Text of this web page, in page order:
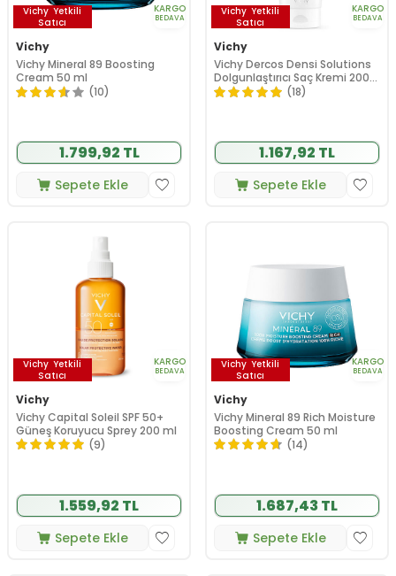
Vichy Yetkili
Satıcı
KARGO
BEDAVA
Vichy
Vichy Mineral 89 Boosting
Cream 50 ml
(10)
1.799,92 TL
Sepete Ekle
Vichy Yetkili
Satıcı
KARGO
BEDAVA
Vichy
Vichy Dercos Densi Solutions
Dolgunlaştırıcı Saç Kremi 200
ml
(18)
1.167,92 TL
Sepete Ekle
Vichy Yetkili
Satıcı
KARGO
BEDAVA
Vichy
Vichy Capital Soleil SPF 50+
Güneş Koruyucu Sprey 200 ml
(9)
1.559,92 TL
Sepete Ekle
Vichy Yetkili
Satıcı
KARGO
BEDAVA
Vichy
Vichy Mineral 89 Rich Moisture
Boosting Cream 50 ml
(14)
1.687,43 TL
Sepete Ekle